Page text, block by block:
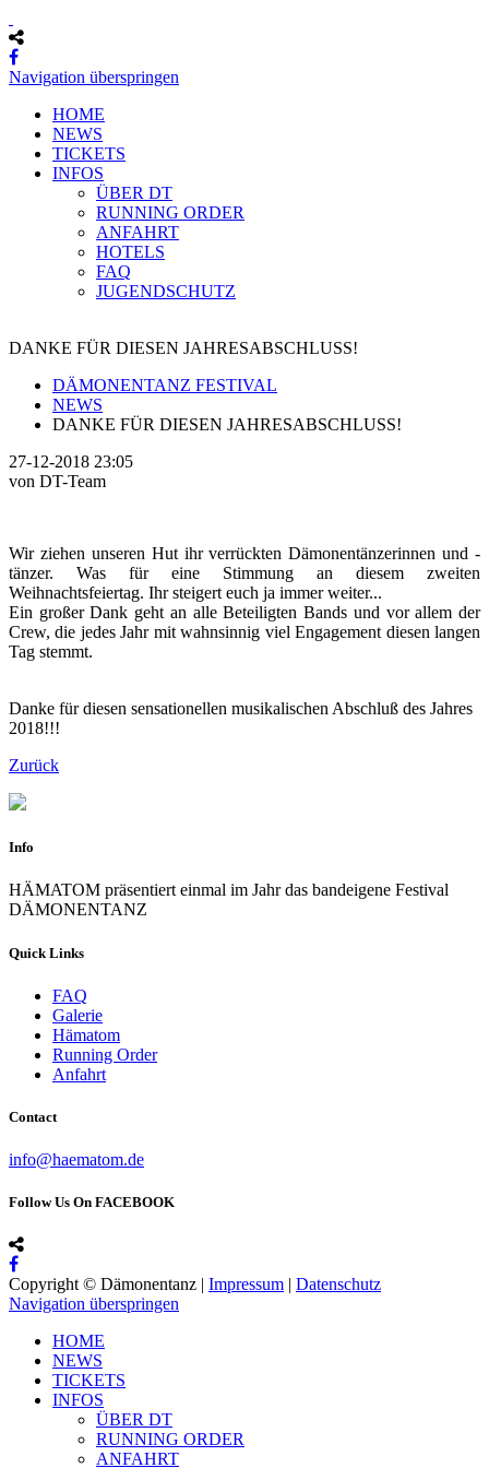
Navigation überspringen
HOME
NEWS
TICKETS
INFOS
ÜBER DT
RUNNING ORDER
ANFAHRT
HOTELS
FAQ
JUGENDSCHUTZ
DANKE FÜR DIESEN JAHRESABSCHLUSS!
DÄMONENTANZ FESTIVAL
NEWS
DANKE FÜR DIESEN JAHRESABSCHLUSS!
27-12-2018 23:05
von DT-Team
Wir ziehen unseren Hut ihr verrückten Dämonentänzerinnen und -
tänzer. Was für eine Stimmung an diesem zweiten
Weihnachtsfeiertag. Ihr steigert euch ja immer weiter...
Ein großer Dank geht an alle Beteiligten Bands und vor allem der
Crew, die jedes Jahr mit wahnsinnig viel Engagement diesen langen
Tag stemmt.
Danke für diesen sensationellen musikalischen Abschluß des Jahres
2018!!!
Zurück
Info
HÄMATOM präsentiert einmal im Jahr das bandeigene Festival
DÄMONENTANZ
Quick Links
FAQ
Galerie
Hämatom
Running Order
Anfahrt
Contact
info@haematom.de
Follow Us On FACEBOOK
Copyright © Dämonentanz | Impressum | Datenschutz
Navigation überspringen
HOME
NEWS
TICKETS
INFOS
ÜBER DT
RUNNING ORDER
ANFAHRT